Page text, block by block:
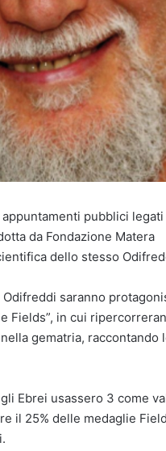
pubblici legati
da Fondazione Matera
dello stesso
Odifreddi saranno
Fields”, in cui
gematria, raccontando
Ebrei usassero 3 come
il 25% delle medaglie